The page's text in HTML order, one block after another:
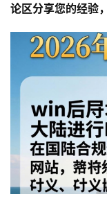
论区分享您的经验